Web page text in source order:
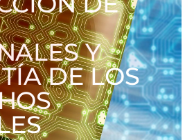
Y
DE LOS